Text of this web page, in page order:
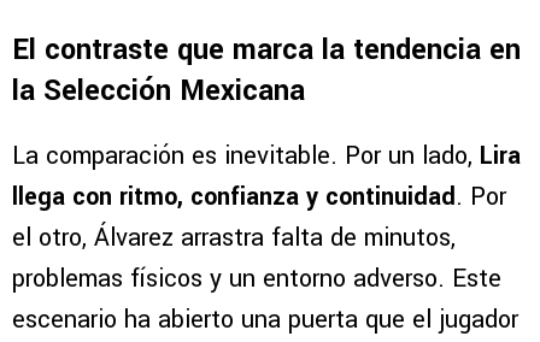
El contraste que marca la tendencia en
la Selección Mexicana
La comparación es inevitable. Por un lado, Lira
llega con ritmo, confianza y continuidad. Por
el otro, Álvarez arrastra falta de minutos,
problemas físicos y un entorno adverso. Este
escenario ha abierto una puerta que el jugador